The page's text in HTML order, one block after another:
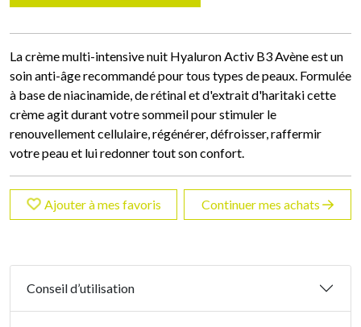
La crème multi-intensive nuit Hyaluron Activ B3 Avène est un
soin anti-âge recommandé pour tous types de peaux. Formulée
à base de niacinamide, de rétinal et d'extrait d'haritaki cette
crème agit durant votre sommeil pour stimuler le
renouvellement cellulaire, régénérer, défroisser, raffermir
votre peau et lui redonner tout son confort.
Ajouter à mes favoris Continuer mes achats
Conseil d’utilisation